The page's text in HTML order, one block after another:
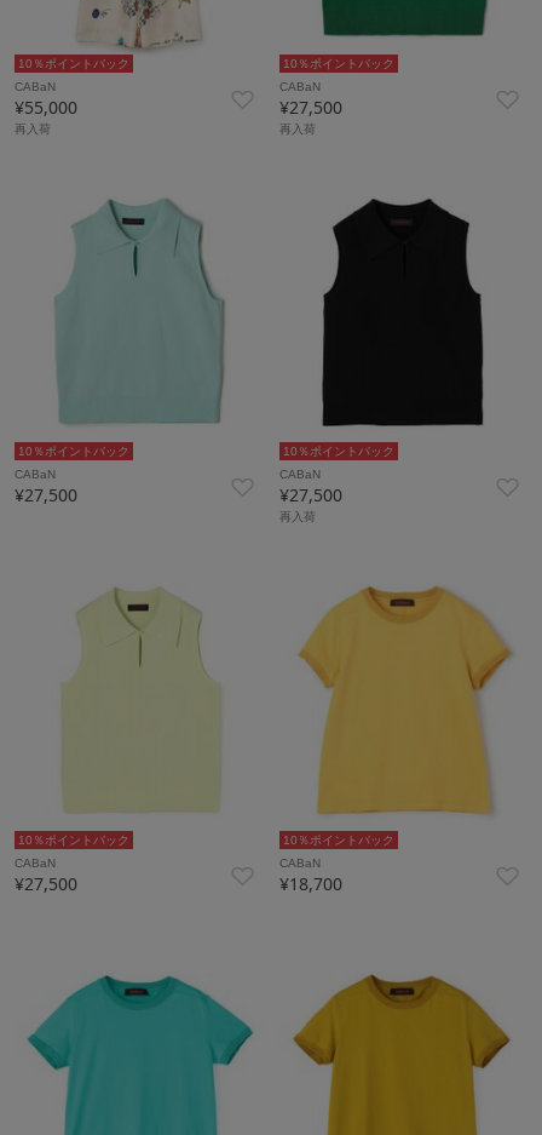
10％ポイントバック
CABaN
¥55,000
再入荷
10％ポイントバック
CABaN
¥27,500
再入荷
10％ポイントバック
CABaN
¥27,500
10％ポイントバック
CABaN
¥27,500
再入荷
10％ポイントバック
CABaN
¥27,500
10％ポイントバック
CABaN
¥18,700